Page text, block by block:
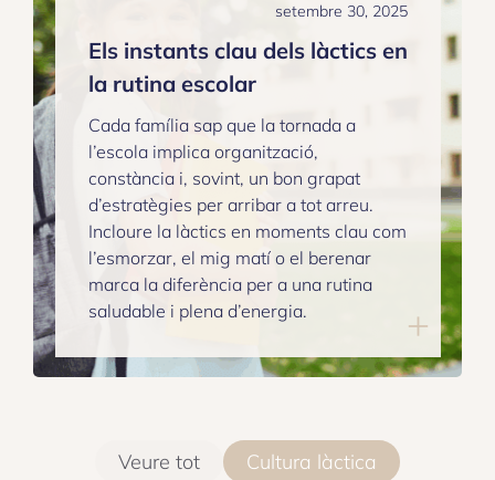
setembre 30, 2025
Els instants clau dels làctics en
la rutina escolar
Cada família sap que la tornada a
l’escola implica organització,
constància i, sovint, un bon grapat
d’estratègies per arribar a tot arreu.
Incloure la làctics en moments clau com
l’esmorzar, el mig matí o el berenar
marca la diferència per a una rutina
saludable i plena d’energia.
Veure tot
Cultura làctica